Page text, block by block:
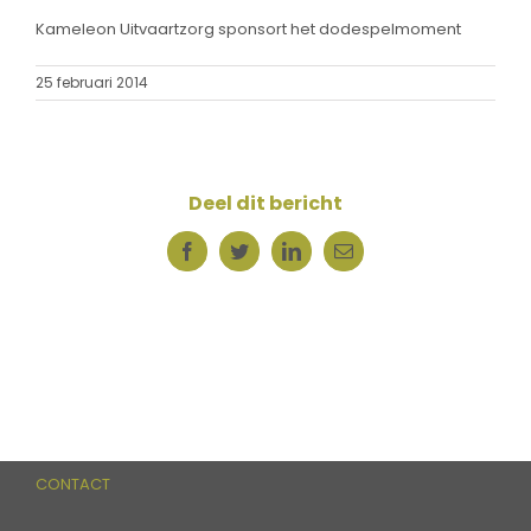
Kameleon Uitvaartzorg sponsort het dodespelmoment
25 februari 2014
Deel dit bericht
FacebookTwitterLinkedIn
E-
mail
CONTACT